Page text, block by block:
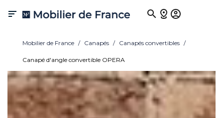

Mobilier de France Canapés Canapés convertibles
Canapé d'angle convertible OPERA